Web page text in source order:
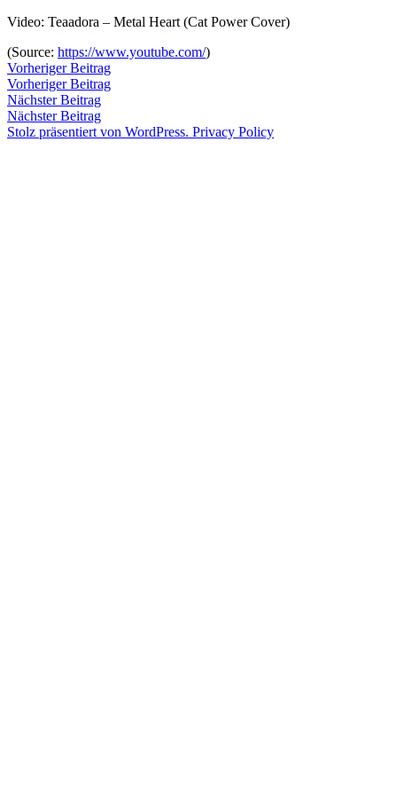
Zum
springen
von
März
20124.
Januar
2020
einen
Kommentar
zu
Video: Teaadora – Metal Heart (Cat Power Cover)
(Source: https://www.youtube.com/)
Veröffentlicht
von
snhpfr
2.
März
20124.
Januar
Veröffentlicht
in
Uncategorized
Schlagwörter:
2k12,
Cat
Power,
cover ,
Beitragsnavigation
Vorheriger BeitragVorheriger
Beitrag:
Vorheriger Beitrag
Nächster BeitragNächster
Beitrag:
Nächster Beitrag
Stolz präsentiert von WordPress. Privacy Policy